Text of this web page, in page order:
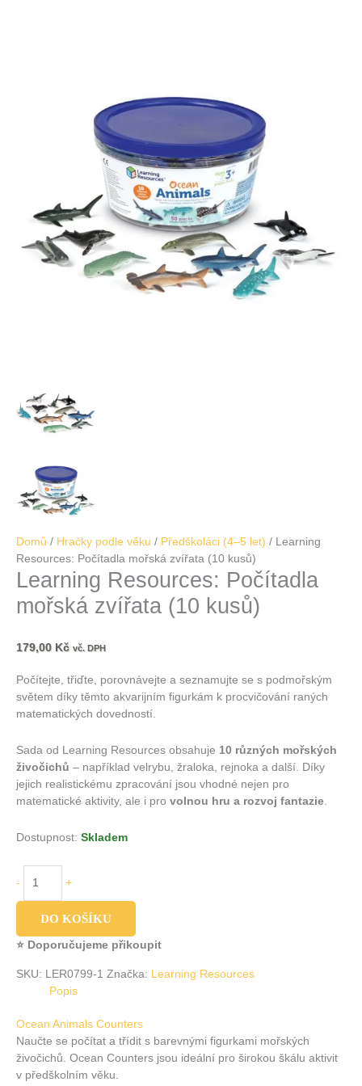
Domů / Hračky podle věku / Předškoláci (4–5 let) / Learning
Resources: Počítadla mořská zvířata (10 kusů)
Learning Resources: Počítadla
mořská zvířata (10 kusů)
179,00 Kč vč. DPH
Počítejte, třiďte, porovnávejte a seznamujte se s podmořským
světem díky těmto akvarijním figurkám k procvičování raných
matematických dovedností.
Sada od Learning Resources obsahuje 10 různých mořských
živočichů – například velrybu, žraloka, rejnoka a další. Díky
jejich realistickému zpracování jsou vhodné nejen pro
matematické aktivity, ale i pro volnou hru a rozvoj fantazie.
Dostupnost: Skladem
- +
DO KOŠÍKU
⭐ Doporučujeme přikoupit
SKU: LER0799-1 Značka: Learning Resources
Popis
Ocean Animals Counters
Naučte se počítat a třídit s barevnými figurkami mořských
živočichů. Ocean Counters jsou ideální pro širokou škálu aktivit
v předškolním věku.